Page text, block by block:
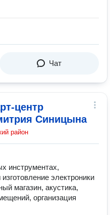
Чат
центр
Синицына
район
инструментах,
электроники
магазин, акустика,
организация